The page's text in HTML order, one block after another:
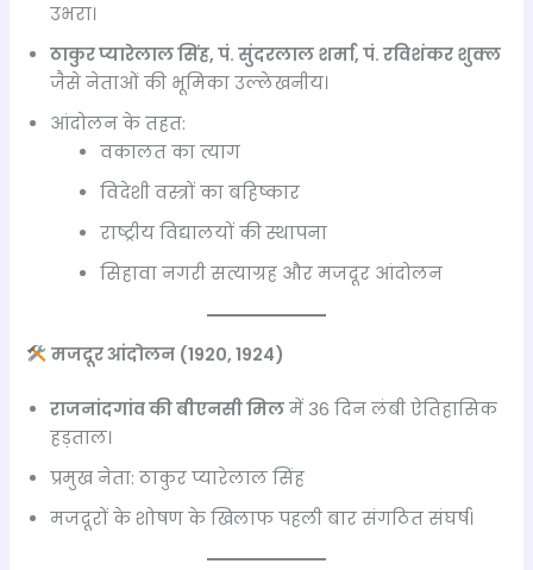
उभरा।
ठाकुर प्यारेलाल सिंह, पं. सुंदरलाल शर्मा, पं. रविशंकर शुक्ल
जैसे नेताओं की भूमिका उल्लेखनीय।
आंदोलन के तहत:
वकालत का त्याग
विदेशी वस्त्रों का बहिष्कार
राष्ट्रीय विद्यालयों की स्थापना
सिहावा नगरी सत्याग्रह और मजदूर आंदोलन
मजदूर आंदोलन (1920, 1924)
राजनांदगांव की बीएनसी मिल में 36 दिन लंबी ऐतिहासिक
हड़ताल।
प्रमुख नेता: ठाकुर प्यारेलाल सिंह
मजदूरों के शोषण के खिलाफ पहली बार संगठित संघर्ष।